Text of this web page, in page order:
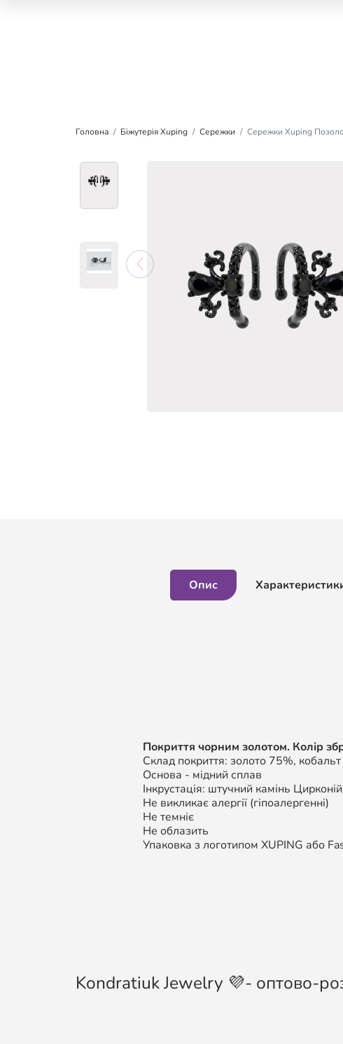
Головна Біжутерія Xuping Сережки Сережки Xuping
Опис
Покриття чорним золотом. Колір
Склад покриття: золото 75%,
Основа - мідний сплав
Інкрустація: штучний камінь
Не викликає алергії (гіпоалергенні)
Не темніє
Не облазить
Упаковка з логотипом XUPING або
Kondratiuk Jewelry 💜- оптово-